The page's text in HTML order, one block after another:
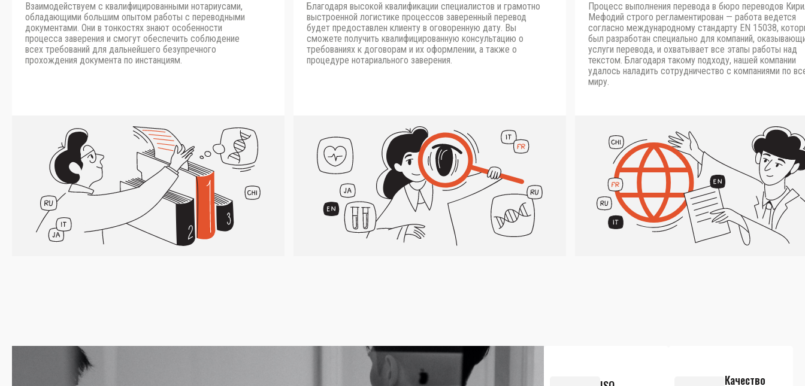
Взаимодействуем с квалифицированными нотариусами,
обладающими большим опытом работы с переводными
документами. Они в тонкостях знают особенности
процесса заверения и смогут обеспечить соблюдение
всех требований для дальнейшего безупречного
прохождения документа по инстанциям.
Благодаря высокой квалификации специалистов и грамотно
выстроенной логистике процессов заверенный перевод
будет предоставлен клиенту в оговоренную дату. Вы
сможете получить квалифицированную консультацию о
требованиях к договорам и их оформлении, а также о
процедуре нотариального заверения.
Процесс выполнения перевода в бюро переводов
Мефодий строго регламентирован — работа ведется
согласно международному стандарту EN 15038,
был разработан специально для компаний,
услуги перевода, и охватывает все этапы работы над
текстом. Благодаря такому подходу, нашей компании
удалось наладить сотрудничество с компаниями по
миру.
Качество